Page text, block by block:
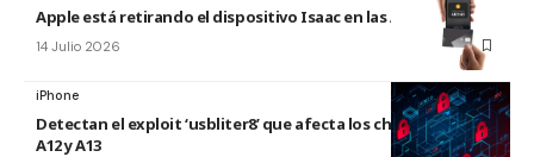
Apple está retirando el dispositivo Isaac en las Apple Store
14 Julio 2026
iPhone
Detectan el exploit ‘usbliter8’ que afecta los chips de Apple
A12 y A13